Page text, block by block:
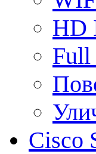
HD
Full
Cisco